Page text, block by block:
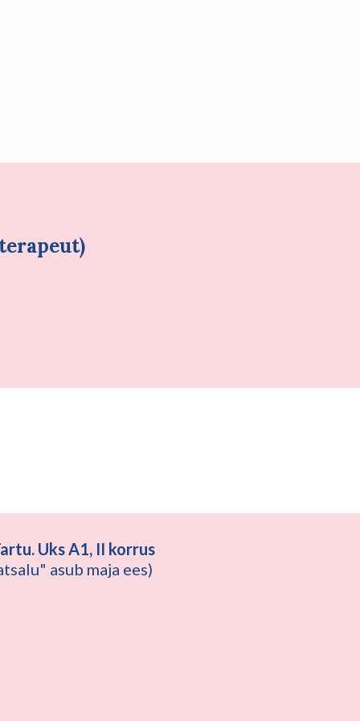
Uks A1, II korrus
asub maja ees)